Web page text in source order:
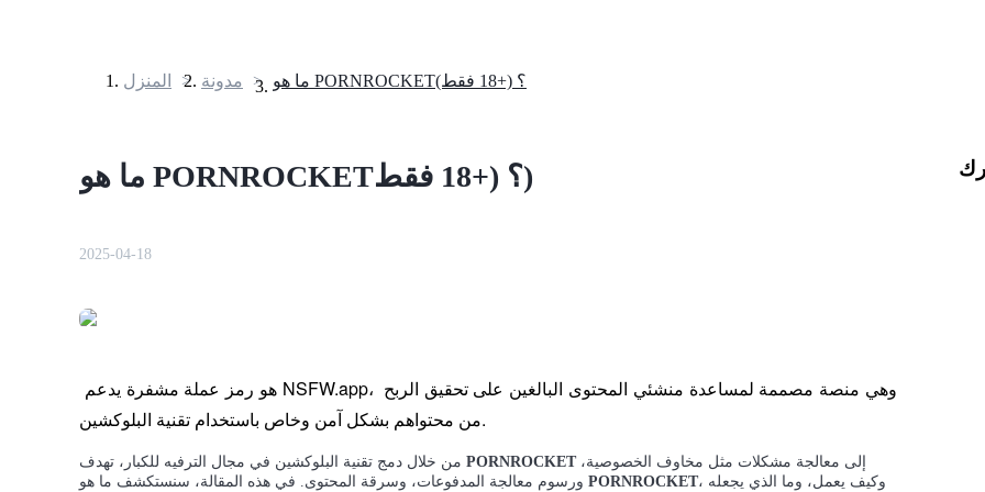
العقود الآجلة باستخدام USDT كضمان
المنزل > مدونة > ما هو PORNROCKET؟ (+18 فقط)
ما هو PORNROCKET؟ (+18 فقط)
2025-04-18
من محتواهم بشكل آمن وخاص باستخدام تقنية البلوكشين.
PORNROCKETإلى معالجة مشكلات مثل مخاوف الخصوصية،
PORNROCKET، وكيف يعمل، وما الذي يجعله